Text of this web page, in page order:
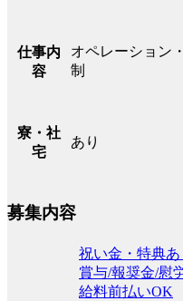
仕事内
容
オペレーション
制
寮・社
宅
あり
募集内容
祝い金・特典あ
賞与/報奨金/慰
給料前払いOK